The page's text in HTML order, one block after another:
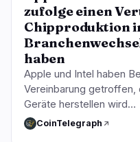
zufolge einen
Chipproduktion
haben
Apple und Intel haben
Vereinbarung
Geräte herstellen wird…
CoinTelegraph